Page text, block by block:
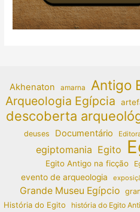
Akhenaton amarna Antigo
Arqueologia Egípcia
descoberta
deuses Documentário
egiptomania Egito
Egito Antigo na ficção
evento de arqueologia
Grande Museu Egípcio
História do Egito
história do Egito